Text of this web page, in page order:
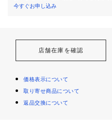
今すぐお申し込み
店舗在庫を確認
価格表示について
取り寄せ商品について
返品交換について